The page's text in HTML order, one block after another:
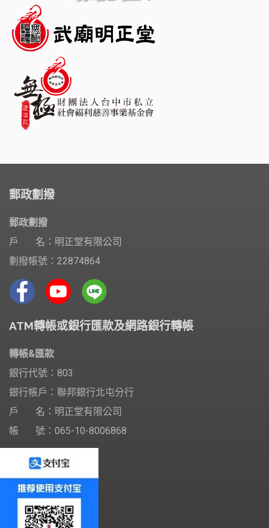
郵政劃撥
郵政劃撥
戶 名：明正堂有限公司
劃撥帳號：22874864
ATM轉帳或銀行匯款及網路銀行轉帳
轉帳&匯款
銀行代號：803
銀行帳戶：聯邦銀行北屯分行
戶 名：明正堂有限公司
帳 號：065-10-8006868